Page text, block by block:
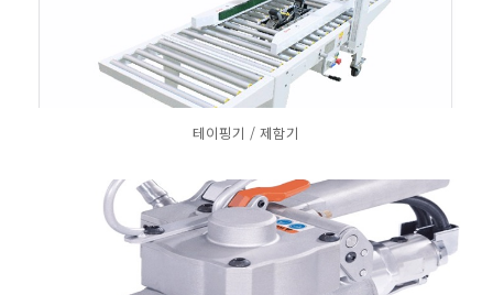
테이핑기 / 제함기